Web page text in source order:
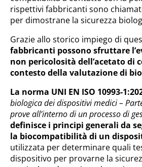
rispettivi fabbricanti sono
per dimostrane la sicurezza
Grazie allo storico impiego di
fabbricanti possono sfruttare
non pericolosità dell’acetato di
contesto della valutazione di
La norma UNI EN ISO 10993-
biologica dei dispositivi medici –
prove all’interno di un processo di
definisce i principi generali da
la biocompatibilità di un
utilizzata per determinare quali
dispositivo per provarne la